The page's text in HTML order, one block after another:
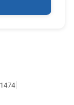
1474